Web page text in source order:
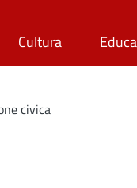
Cultura
civica